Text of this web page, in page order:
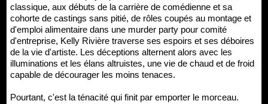
classique, aux débuts de la carrière de comédienne et sa
cohorte de castings sans pitié, de rôles coupés au montage et
d'emploi alimentaire dans une murder party pour comité
d'entreprise, Kelly Rivière traverse ses espoirs et ses déboires
de la vie d'artiste. Les déceptions alternent alors avec les
illuminations et les élans altruistes, une vie de chaud et de froid
capable de décourager les moins tenaces.
Pourtant, c'est la ténacité qui finit par emporter le morceau.